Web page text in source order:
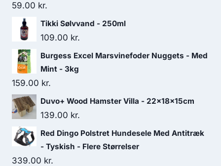
59.00 kr.
Tikki Sølvvand - 250ml
109.00 kr.
Burgess Excel Marsvinefoder Nuggets - Med
Mint - 3kg
159.00 kr.
Duvo+ Wood Hamster Villa - 22x18x15cm
139.00 kr.
Red Dingo Polstret Hundesele Med Antitræk
- Tyskish - Flere Størrelser
339.00 kr.